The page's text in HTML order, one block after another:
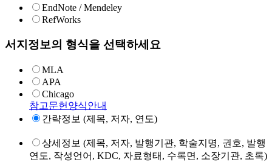
EndNote / Mendeley
RefWorks
서지정보의 형식을 선택하세요
MLA
APA
Chicago
참고문헌양식안내
간략정보 (제목, 저자, 연도)
상세정보 (제목, 저자, 발행기관, 학술지명, 권호, 발행
연도, 작성언어, KDC, 자료형태, 수록면, 소장기관, 초록)